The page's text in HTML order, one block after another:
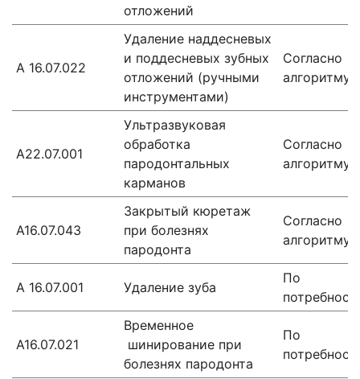
отложений
А 16.07.022
Удаление наддесневых
и поддесневых зубных
отложений (ручными
инструментами)
Согласно
алгоритму
А22.07.001
Ультразвуковая
обработка
пародонтальных
карманов
Согласно
алгоритму
А16.07.043
Закрытый кюретаж
при болезнях
пародонта
Согласно
алгоритму
А 16.07.001 Удаление зуба
По
А16.07.021
Временное
шинирование при
болезнях пародонта
По